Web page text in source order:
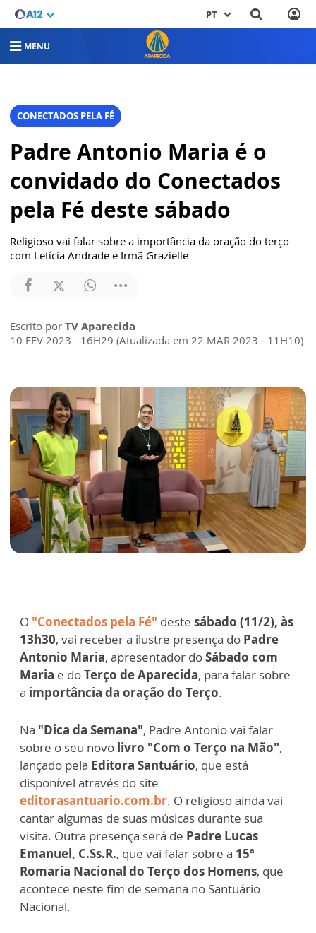
PT
MENU
CONECTADOS PELA FÉ
Padre Antonio Maria é o
convidado do Conectados
pela Fé deste sábado
Religioso vai falar sobre a importância da oração do terço
com Letícia Andrade e Irmã Grazielle
Escrito por TV Aparecida
10 FEV 2023 - 16H29 (Atualizada em 22 MAR 2023 - 11H10)
O "Conectados pela Fé" deste sábado (11/2), às
13h30, vai receber a ilustre presença do Padre
Antonio Maria, apresentador doSábado com
Maria e doTerço de Aparecida, para falar sobre
a importância da oração do Terço.
Na "Dica da Semana", Padre Antonio vai falar
sobre o seu novo livro "Com o Terço na Mão",
lançado pela Editora Santuário, que está
disponível através do site
editorasantuario.com.br. O religioso ainda vai
cantar algumas de suas músicas durante sua
visita. Outra presença será de Padre Lucas
Emanuel, C.Ss.R., que vai falar sobre a 15ª
Romaria Nacional do Terço dos Homens, que
acontece neste fim de semana no Santuário
Nacional.